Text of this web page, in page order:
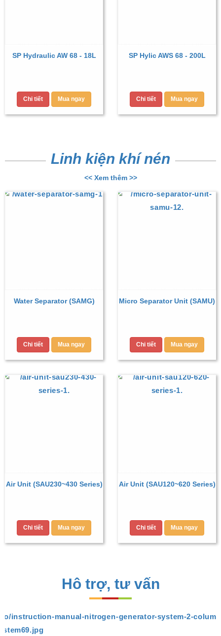
SP Hydraulic AW 68 - 18L
Chi tiết Mua ngay
SP Hylic AWS 68 - 200L
Chi tiết Mua ngay
Linh kiện khí nén
<< Xem thêm >>
Water Separator (SAMG)
Chi tiết Mua ngay
Micro Separator Unit (SAMU)
Chi tiết Mua ngay
Air Unit (SAU230~430 Series)
Chi tiết Mua ngay
Air Unit (SAU120~620 Series)
Chi tiết Mua ngay
Hô trợ, tư vấn